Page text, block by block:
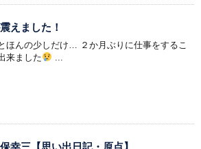
えました！
ほんの少しだけ… ２か月ぶりに仕事をするこ
来ました
幸三【思い出日記・原点】